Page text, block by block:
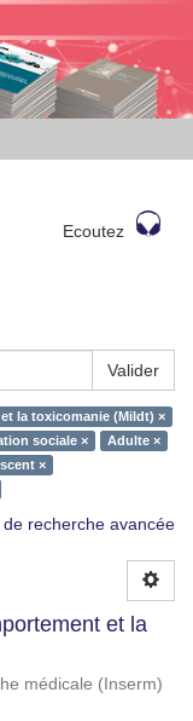
Ecoutez
Valider
la toxicomanie (Mildt) ×
sociale ×
Adulte ×
×
recherche avancée
et la
médicale (Inserm)